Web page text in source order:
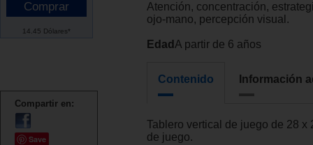
14.45 Dólares*
Compartir en:
Save
Atención, concentración,
ojo-mano, percepción visual.
Edad A partir de 6 años
Contenido Información
Tablero vertical de juego de 28 x
de juego.